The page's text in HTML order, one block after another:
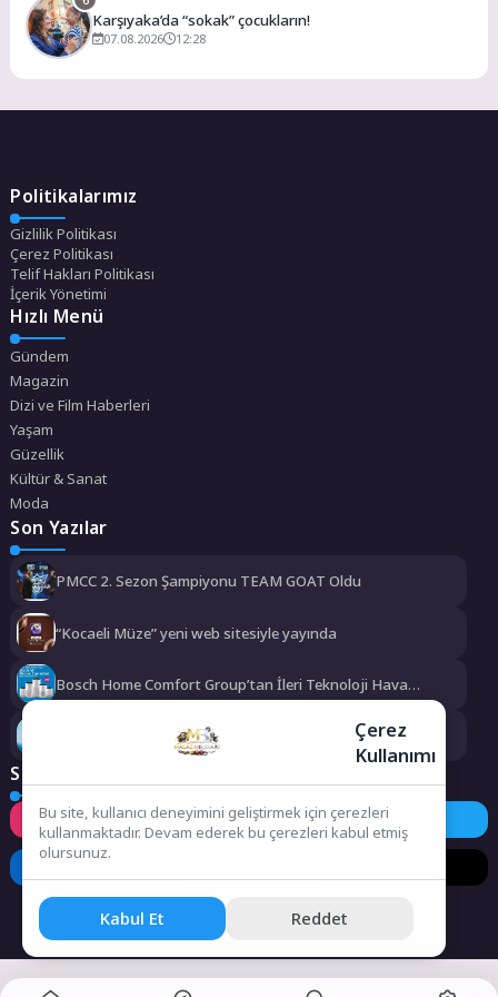
Karşıyaka’da “sokak” çocukların!
07.08.2026 12:28
Politikalarımız
Gizlilik Politikası
Çerez Politikası
Telif Hakları Politikası
İçerik Yönetimi
Hızlı Menü
Gündem
Magazin
Dizi ve Film Haberleri
Yaşam
Güzellik
Kültür & Sanat
Moda
Son Yazılar
PMCC 2. Sezon Şampiyonu TEAM GOAT Oldu
“Kocaeli Müze” yeni web sitesiyle yayında
Bosch Home Comfort Group’tan İleri Teknoloji Hava
Temizleme Cihazları
Uzun Süreli Ülseratif Kolitte Kolon Kanseri Riski Artıyor
Sosyal Medya
Instagram Facebook Twitter
Çerez
Kullanımı
Bu site, kullanıcı deneyimini geliştirmek için çerezleri
kullanmaktadır. Devam ederek bu çerezleri kabul etmiş
olursunuz.
Kabul Et Reddet